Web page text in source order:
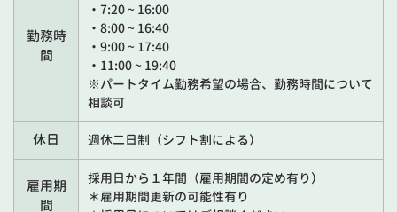
勤務時
間
・7:20 ~ 16:00
・8:00 ~ 16:40
・9:00 ~ 17:40
・11:00 ~ 19:40
※パートタイム勤務希望の場合、勤務時間について
相談可
休日 週休二日制（シフト割による）
雇用期
間
採用日から１年間（雇用期間の定め有り）
＊雇用期間更新の可能性有り